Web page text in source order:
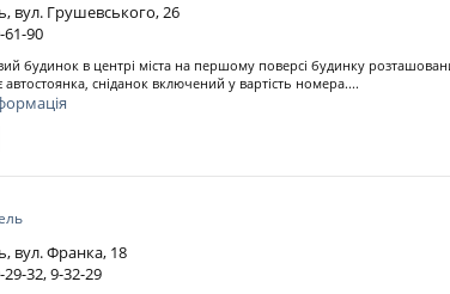
вул. Грушевського, 26
61-90
будинок в центрі міста на першому поверсі будинку
сніданок включений у вартість номера....
вул. Франка, 18
32, 9-32-29